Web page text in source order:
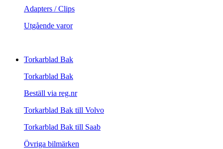
Adapters / Clips
Utgående varor
Torkarblad Bak
Torkarblad Bak
Beställ via reg.nr
Torkarblad Bak till Volvo
Torkarblad Bak till Saab
Övriga bilmärken